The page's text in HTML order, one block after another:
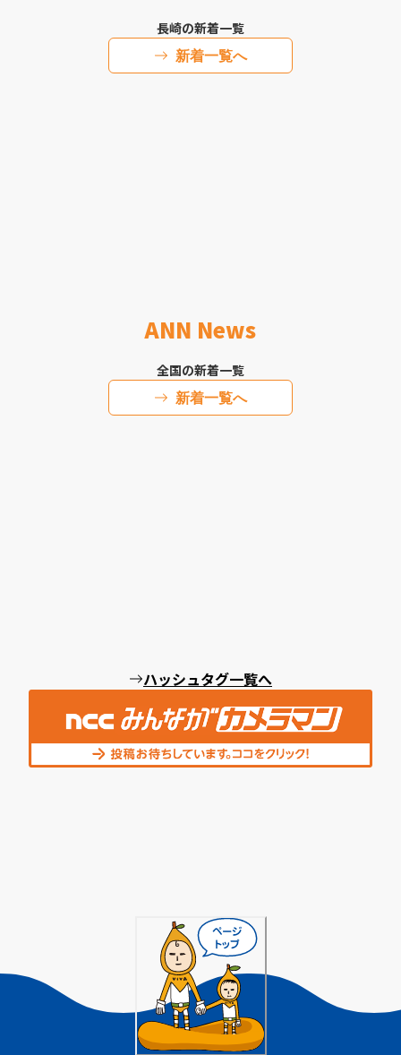
長崎の新着一覧
新着一覧へ
ANN News
全国の新着一覧
新着一覧へ
ハッシュタグ一覧へ